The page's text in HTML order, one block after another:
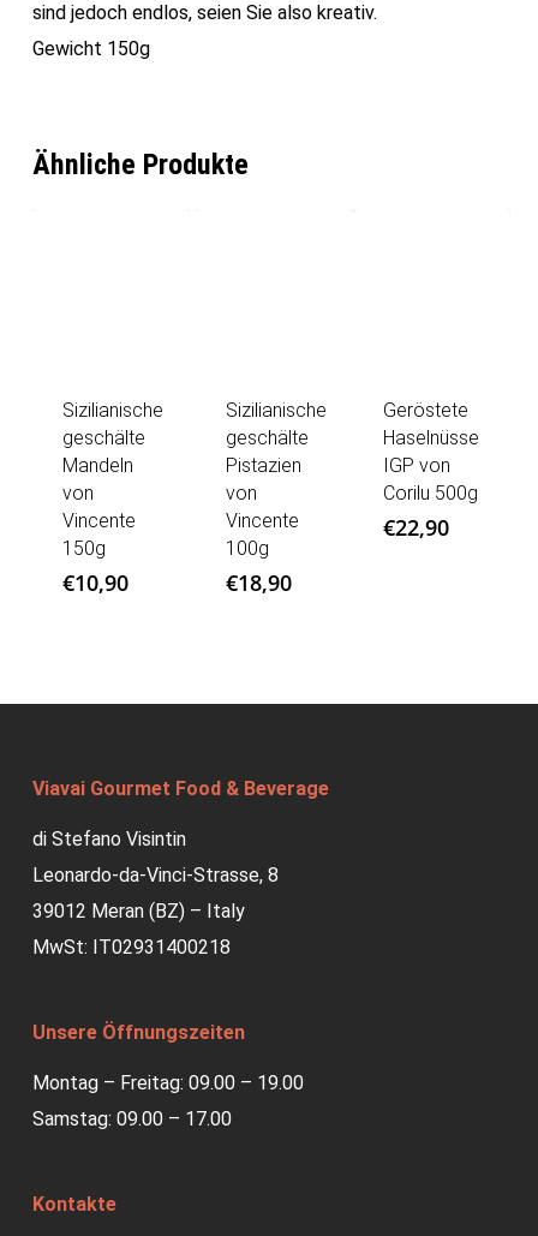
sind jedoch endlos, seien Sie also kreativ.
Gewicht 150g
Ähnliche Produkte
Sizilianische
geschälte
Mandeln
von
Vincente
150g
€10,90
Sizilianische
geschälte
Pistazien
von
Vincente
100g
€18,90
Geröstete
Haselnüsse
IGP von
Corilu 500g
€22,90
Viavai Gourmet Food & Beverage
di Stefano Visintin
Leonardo-da-Vinci-Strasse, 8
39012 Meran (BZ) – Italy
MwSt: IT02931400218
Unsere Öffnungszeiten
Montag – Freitag: 09.00 – 19.00
Samstag: 09.00 – 17.00
Kontakte